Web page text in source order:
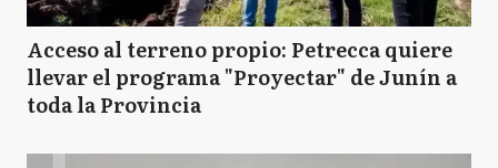
Acceso al terreno propio: Petrecca quiere
llevar el programa "Proyectar" de Junín a
toda la Provincia